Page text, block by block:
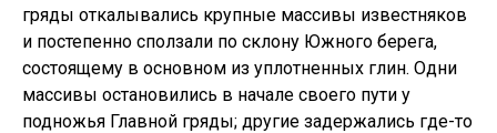
гряды откалывались крупные массивы известняков
и постепенно сползали по склону Южного берега,
состоящему в основном из уплотненных глин. Одни
массивы остановились в начале своего пути у
подножья Главной гряды; другие задержались где-то